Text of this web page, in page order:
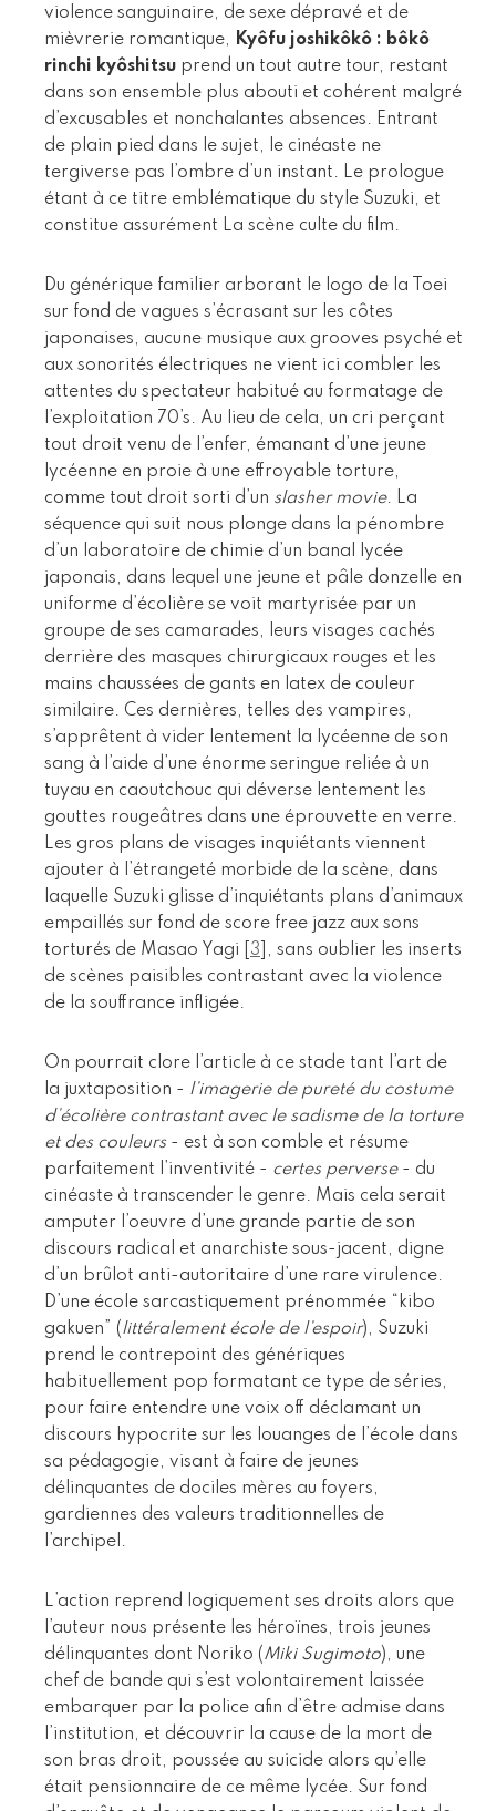
violence sanguinaire, de sexe dépravé et de
mièvrerie romantique,
Kyôfu joshikôkô : bôkô
rinchi kyôshitsu prend un tout autre tour, restant
dans son ensemble plus abouti et cohérent malgré
d’excusables et nonchalantes absences. Entrant
de plain pied dans le sujet, le cinéaste ne
tergiverse pas l’ombre d’un instant. Le prologue
étant à ce titre emblématique du style Suzuki, et
constitue assurément La scène culte du film.
Du générique familier arborant le logo de la Toei
sur fond de vagues s’écrasant sur les côtes
japonaises, aucune musique aux grooves psyché et
aux sonorités électriques ne vient ici combler les
attentes du spectateur habitué au formatage de
l’exploitation 70’s. Au lieu de cela, un cri perçant
tout droit venu de l’enfer, émanant d’une jeune
lycéenne en proie à une effroyable torture,
comme tout droit sorti d’un slasher movie. La
séquence qui suit nous plonge dans la pénombre
d’un laboratoire de chimie d’un banal lycée
japonais, dans lequel une jeune et pâle donzelle en
uniforme d’écolière se voit martyrisée par un
groupe de ses camarades, leurs visages cachés
derrière des masques chirurgicaux rouges et les
mains chaussées de gants en latex de couleur
similaire. Ces dernières, telles des vampires,
s’apprêtent à vider lentement la lycéenne de son
sang à l’aide d’une énorme seringue reliée à un
tuyau en caoutchouc qui déverse lentement les
gouttes rougeâtres dans une éprouvette en verre.
Les gros plans de visages inquiétants viennent
ajouter à l’étrangeté morbide de la scène, dans
laquelle Suzuki glisse d’inquiétants plans d’animaux
empaillés sur fond de score free jazz aux sons
torturés de Masao Yagi
3 , sans oublier les inserts
de scènes paisibles contrastant avec la violence
de la souffrance infligée.
On pourrait clore l’article à ce stade tant l’art de
la juxtaposition - l’imagerie de pureté du costume
d’écolière contrastant avec le sadisme de la torture
et des couleurs - est à son comble et résume
parfaitement l’inventivité - certes perverse- du
cinéaste à transcender le genre. Mais cela serait
amputer l’oeuvre d’une grande partie de son
discours radical et anarchiste sous-jacent, digne
d’un brûlot anti-autoritaire d’une rare virulence.
D’une école sarcastiquement prénommée “kibo
gakuen” (littéralement école de l’espoir), Suzuki
prend le contrepoint des génériques
habituellement pop formatant ce type de séries,
pour faire entendre une voix off déclamant un
discours hypocrite sur les louanges de l’école dans
sa pédagogie, visant à faire de jeunes
délinquantes de dociles mères au foyers,
gardiennes des valeurs traditionnelles de
l’archipel.
L’action reprend logiquement ses droits alors que
l’auteur nous présente les héroïnes, trois jeunes
délinquantes dont Noriko (Miki Sugimoto), une
chef de bande qui s’est volontairement laissée
embarquer par la police afin d’être admise dans
l’institution, et découvrir la cause de la mort de
son bras droit, poussée au suicide alors qu’elle
était pensionnaire de ce même lycée. Sur fond